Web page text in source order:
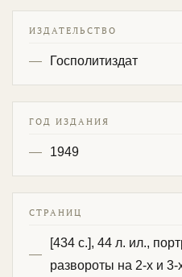
ИЗДАТЕЛЬСТВО
Госполитиздат
ГОД ИЗДАНИЯ
1949
СТРАНИЦ
[434 с.], 44 л. ил.,
развороты на 2-х и 3-